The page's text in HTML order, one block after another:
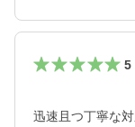
5
迅速且つ丁寧な